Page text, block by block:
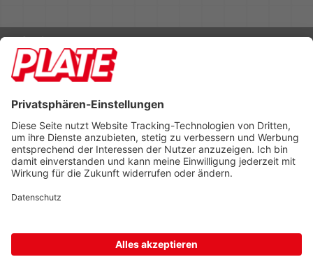
Rufen Sie uns an 04298 401-0
Lieferbedingungen Impressum
Footer anzeigen
PLATE Büromaterial Vertriebs GmbH
Hilligenwarf 5